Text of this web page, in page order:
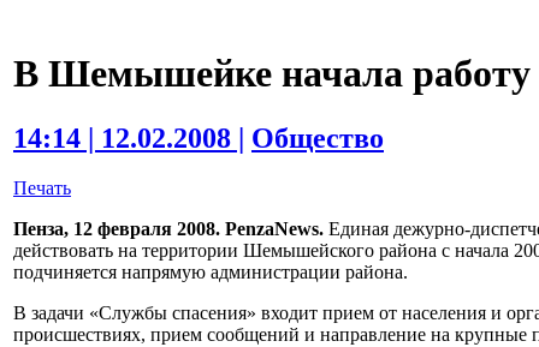
В Шемышейке начала работу
14:14 | 12.02.2008 | Общество
Печать
Пенза, 12 февраля 2008. PenzaNews. Единая дежурно-
действовать на территории Шемышейского района с начала
подчиняется напрямую администрации района.
В задачи «Службы спасения» входит прием от населения и
происшествиях, прием сообщений и направление на